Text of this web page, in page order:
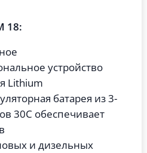
18:
устройство
Lithium
батарея из 3-
30С обеспечивает
и дизельных